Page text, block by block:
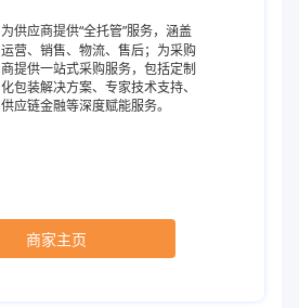
为供应商提供“全托管”服务，涵盖
运营、销售、物流、售后；为采购
商提供一站式采购服务，包括定制
化包装解决方案、专家技术支持、
供应链金融等深度赋能服务。
商家主页